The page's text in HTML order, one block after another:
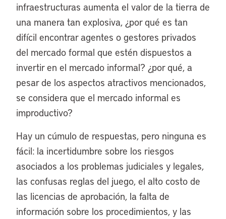
infraestructuras aumenta el valor de la tierra de
una manera tan explosiva, ¿por qué es tan
difícil encontrar agentes o gestores privados
del mercado formal que estén dispuestos a
invertir en el mercado informal? ¿por qué, a
pesar de los aspectos atractivos mencionados,
se considera que el mercado informal es
improductivo?
Hay un cúmulo de respuestas, pero ninguna es
fácil: la incertidumbre sobre los riesgos
asociados a los problemas judiciales y legales,
las confusas reglas del juego, el alto costo de
las licencias de aprobación, la falta de
información sobre los procedimientos, y las